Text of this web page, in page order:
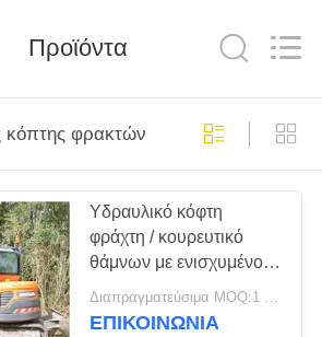
113
Προϊόντα
κόπτης φρακτών
Υδραυλικό κόφτη
φράχτη / κουρευτικό
θάμνων με ενισχυμένο
έλεγχο και
ελαχιστοποιημένο
Διαπραγματεύσιμα MOQ:1 ομάδα
ΕΠΙΚΟΙΝΩΝΙΑ